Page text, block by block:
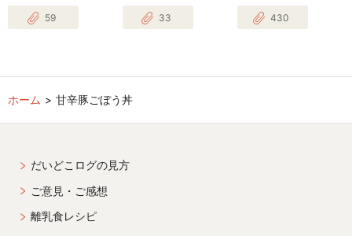
59 33 430
ホーム 甘辛豚ごぼう丼
だいどこログの見方
ご意見・ご感想
離乳食レシピ